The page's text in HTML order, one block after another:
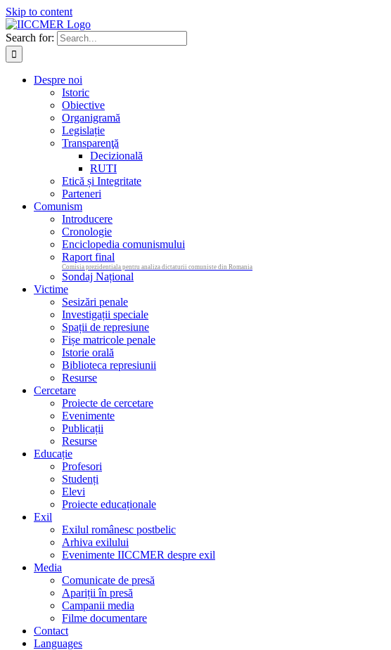
Skip to content
Search for:
Despre noi
Istoric
Obiective
Organigramă
Legislație
Transparenţă
Decizională
RUTI
Etică și Integritate
Parteneri
Comunism
Introducere
Cronologie
Enciclopedia comunismului
Raport final
Comisia prezidentiala pentru analiza dictaturii comuniste din Romania
Sondaj Național
Victime
Sesizări penale
Investigații speciale
Spații de represiune
Fișe matricole penale
Istorie orală
Biblioteca represiunii
Resurse
Cercetare
Proiecte de cercetare
Evenimente
Publicații
Resurse
Educație
Profesori
Studenți
Elevi
Proiecte educaționale
Exil
Exilul românesc postbelic
Arhiva exilului
Evenimente IICCMER despre exil
Media
Comunicate de presă
Apariții în presă
Campanii media
Filme documentare
Contact
Languages